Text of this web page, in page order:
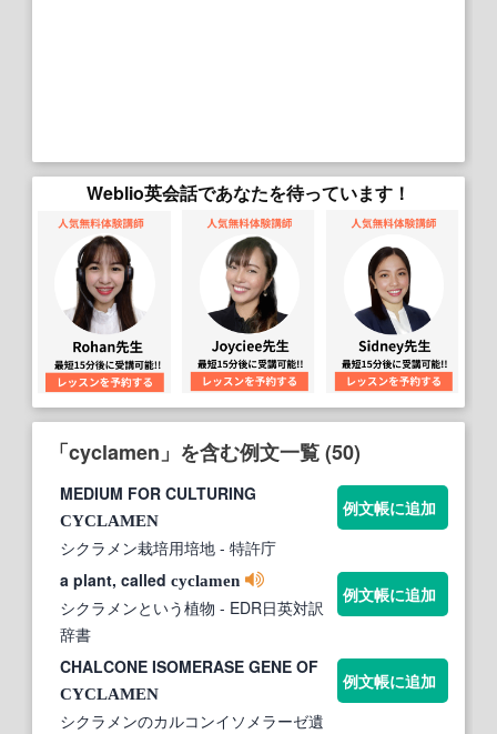
Weblio英会話であなたを待っています！
「cyclamen」を含む例文一覧 (50)
MEDIUM FOR CULTURING
CYCLAMEN
シクラメン栽培用培地 - 特許庁
例文帳に追加
a plant, called cyclamen
シクラメンという植物 - EDR日英対訳
辞書
例文帳に追加
CHALCONE ISOMERASE GENE OF
CYCLAMEN
シクラメンのカルコンイソメラーゼ遺
例文帳に追加